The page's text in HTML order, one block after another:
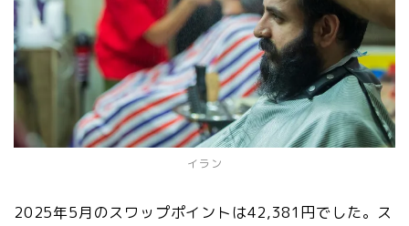
イラン
2025年5月のスワップポイントは42,381円でした。ス